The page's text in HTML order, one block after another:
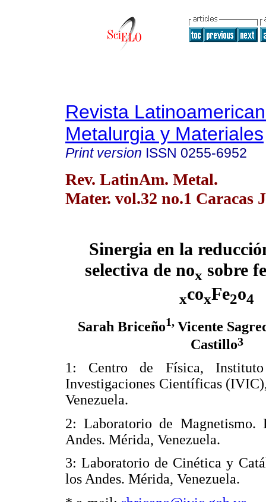
Revista
Metalurgia y Materiales
Print version ISSN 0255-6952
Rev. LatinAm. Metal.
Mater. vol.32 no.1 Caracas
Sinergia en la
selectiva de nox sobre
xcoxFe2o4
Sarah Briceño1, Vicente
Castillo3
1: Centro de Física, Instituto
Investigaciones Científicas
Venezuela.
2: Laboratorio de Magnetismo.
Andes. Mérida, Venezuela.
3: Laboratorio de Cinética y
los Andes. Mérida, Venezuela.